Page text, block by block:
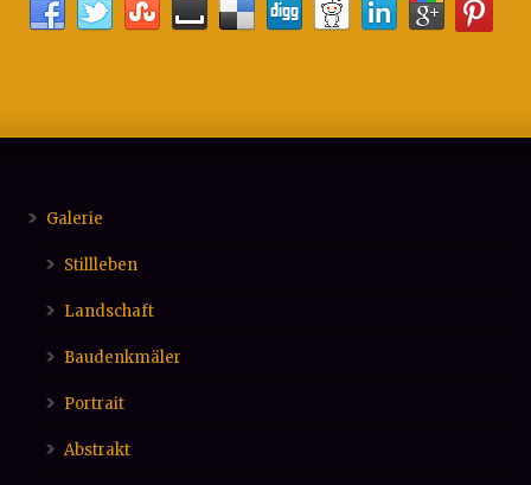
Galerie
Stillleben
Landschaft
Baudenkmäler
Portrait
Abstrakt